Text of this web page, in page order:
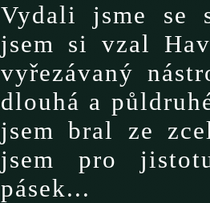
Vydali jsme se
jsem si vzal
vyřezávaný
dlouhá a
jsem bral ze
jsem pro
pásek...